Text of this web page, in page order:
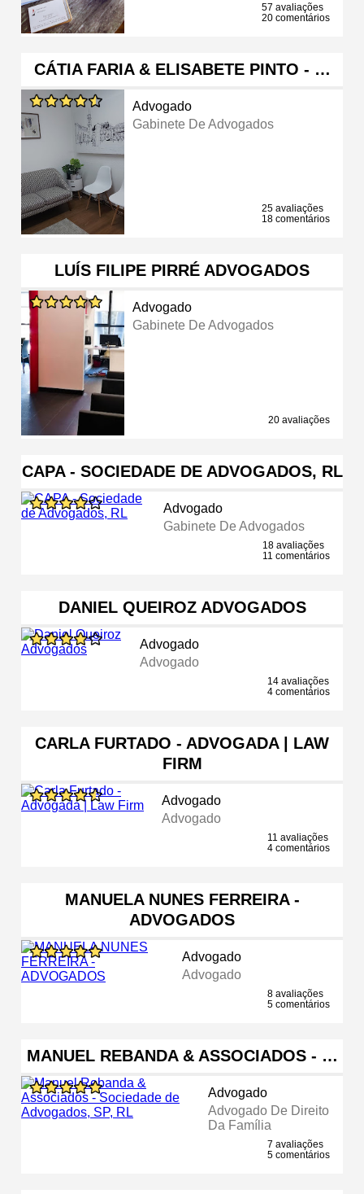
57 avaliações
20 comentários
CÁTIA FARIA & ELISABETE PINTO - …
Advogado
Gabinete De Advogados
25 avaliações
18 comentários
LUÍS FILIPE PIRRÉ ADVOGADOS
Advogado
Gabinete De Advogados
20 avaliações
CAPA - SOCIEDADE DE ADVOGADOS, RL
Advogado
Gabinete De Advogados
18 avaliações
11 comentários
DANIEL QUEIROZ ADVOGADOS
Advogado
Advogado
14 avaliações
4 comentários
CARLA FURTADO - ADVOGADA | LAW
FIRM
Advogado
Advogado
11 avaliações
4 comentários
MANUELA NUNES FERREIRA -
ADVOGADOS
Advogado
Advogado
8 avaliações
5 comentários
MANUEL REBANDA & ASSOCIADOS - …
Advogado
Advogado De Direito
Da Família
7 avaliações
5 comentários